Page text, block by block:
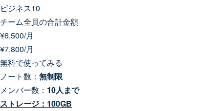
ビジネス10
チーム全員の合計金額
¥6,500/月
¥7,800/月
無料で使ってみる
ノート数： 無制限
メンバー数： 10人まで
ストレージ：100GB